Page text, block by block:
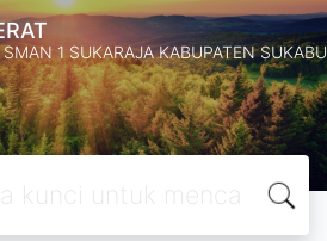
1 SUKARAJA KABUPATEN